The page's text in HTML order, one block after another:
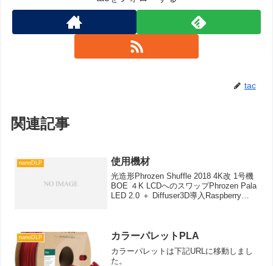
tac
関連記事
nanoDLP 使用機材
光造形Phrozen Shuffle 2018 4K改 1号機
BOE ４K LCDへのスワップPhrozen Pala
LED 2.0 ＋ Diffuser3D導入Raspberry
nanoDLP カラーパレットPLA
カラーパレットは下記URLに移動しまし
た。